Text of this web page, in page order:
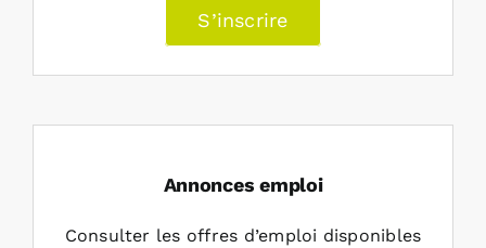
S’inscrire
Annonces emploi
Consulter les offres d’emploi disponibles